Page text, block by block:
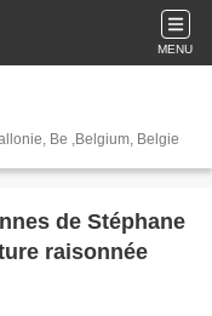
MENU
Belgique Bergen wallonia, wallonie, Be ,Belgium, Belgie
de Stéphane
en agriculture raisonnée